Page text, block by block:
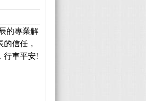
的專業解
信任，
行車平安!